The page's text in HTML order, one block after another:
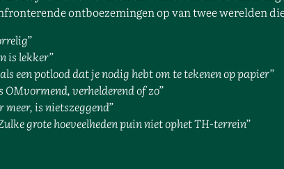
ontboezemingen op van twee werelden
is lekker”
een potlood dat je nodig hebtom te tekenen op papier”
OMvormend, verhelderend of zo”
meer, is nietszeggend”
grote hoeveelheden puin niet ophet TH-terrein”